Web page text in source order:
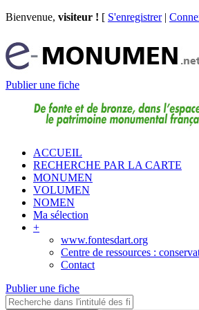
Bienvenue, visiteur ! [ S'enregistrer|
Publier une fiche
ACCUEIL
RECHERCHE PAR LA CARTE
MONUMEN
VOLUMEN
NOMEN
Ma sélection
+
www.fontesdart.org
Centre de ressources :
Contact
Publier une fiche